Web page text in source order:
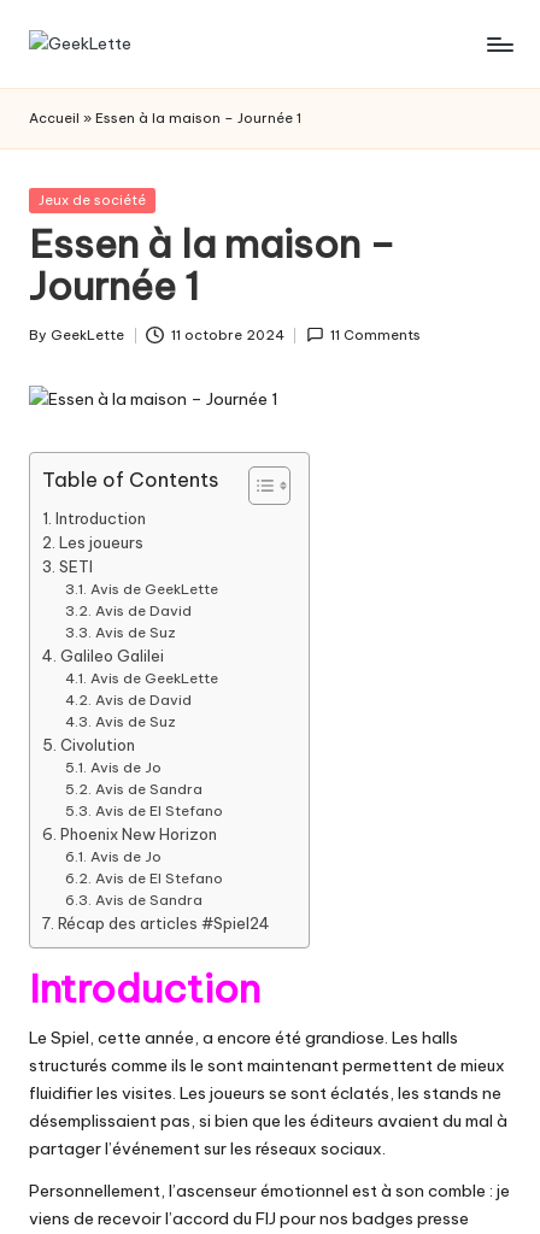
Skip
G
e
e
k
L
e
t
t
e
les
de
société
Accueil » Essen à la maison – Journée 1
Posted
Jeux de société
Essen à la maison –
Journée 1
Posted
By GeekLette 11 octobre 2024 11 Comments
Table of Contents
Introduction
Les joueurs
SETI
Avis de GeekLette
Avis de David
Avis de Suz
Galileo Galilei
Avis de GeekLette
Avis de David
Avis de Suz
Civolution
Avis de Jo
Avis de Sandra
Avis de El Stefano
Phoenix New Horizon
Avis de Jo
Avis de El Stefano
Avis de Sandra
Récap des articles #Spiel24
Introduction
Le Spiel, cette année, a encore été grandiose. Les halls
structurés comme ils le sont maintenant permettent de mieux
fluidifier les visites. Les joueurs se sont éclatés, les stands ne
désemplissaient pas, si bien que les éditeurs avaient du mal à
partager l’événement sur les réseaux sociaux.
Personnellement, l’ascenseur émotionnel est à son comble : je
viens de recevoir l’accord du FIJ pour nos badges presse